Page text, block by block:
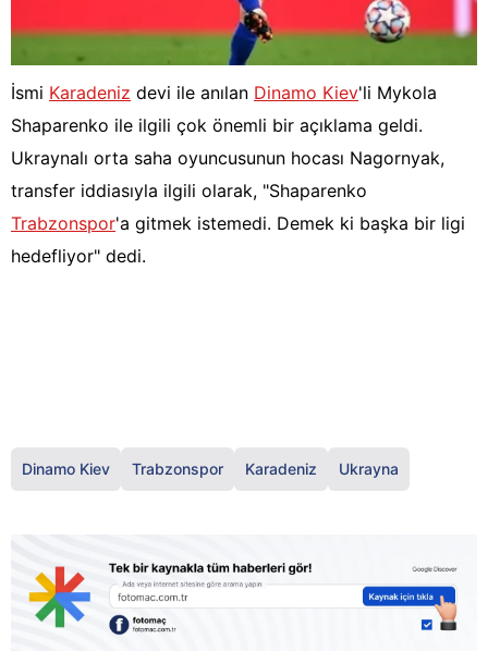
İsmi Karadeniz devi ile anılan Dinamo Kiev'li Mykola
Shaparenko ile ilgili çok önemli bir açıklama geldi.
Ukraynalı orta saha oyuncusunun hocası Nagornyak,
transfer iddiasıyla ilgili olarak, "Shaparenko
Trabzonspor'a gitmek istemedi. Demek ki başka bir ligi
hedefliyor" dedi.
Dinamo Kiev Trabzonspor Karadeniz Ukrayna